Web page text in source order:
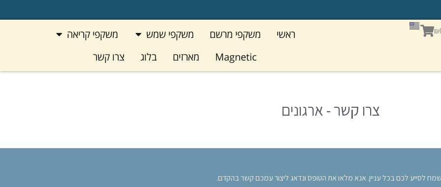
₪עגלת
קניות
ראשי משקפי מרשם משקפי שמש פתח משקפי שמש
משקפי קריאה פתח משקפי קריאה
Magnetic מארזים בלוג צרו קשר
צרו קשר - ארגונים
לסייע לכם בכל עניין. אנא מלאו את הטופס ונדאג ליצור עמכם קשר בהקדם.